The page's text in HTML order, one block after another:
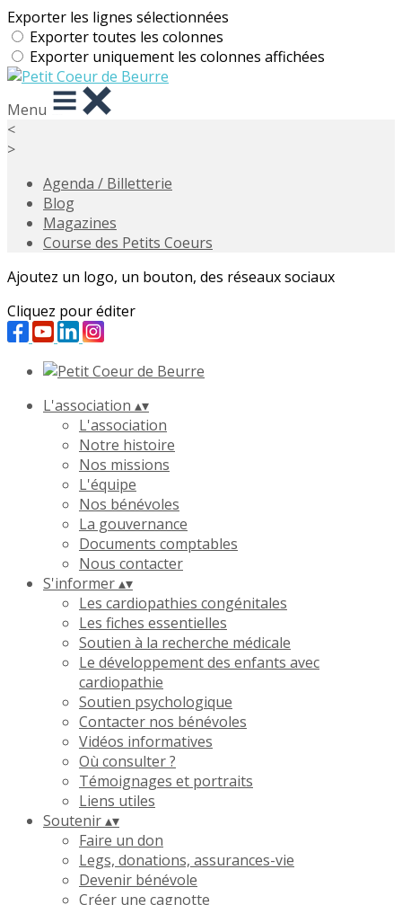
Exporter les lignes sélectionnées
Exporter toutes les colonnes
Exporter uniquement les colonnes affichées
Menu
<
>
Agenda / Billetterie
Blog
Magazines
Course des Petits Coeurs
Ajoutez un logo, un bouton, des réseaux sociaux
Cliquez pour éditer
L'association ▴▾
L'association
Notre histoire
Nos missions
L'équipe
Nos bénévoles
La gouvernance
Documents comptables
Nous contacter
S'informer▴▾
Les cardiopathies congénitales
Les fiches essentielles
Soutien à la recherche médicale
Le développement des enfants avec
cardiopathie
Soutien psychologique
Contacter nos bénévoles
Vidéos informatives
Où consulter ?
Témoignages et portraits
Liens utiles
Soutenir▴▾
Faire un don
Legs, donations, assurances-vie
Devenir bénévole
Créer une cagnotte